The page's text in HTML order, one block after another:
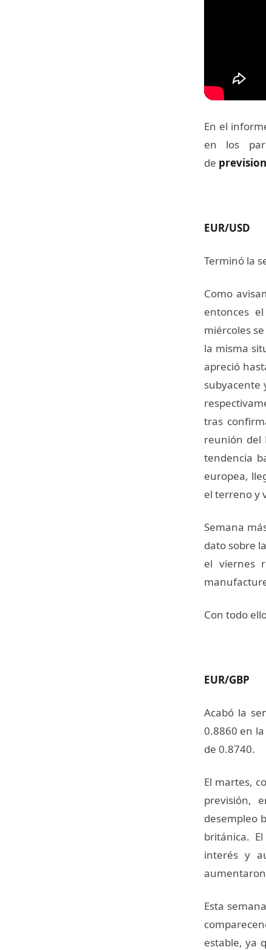
En el
en los
de
EUR/USD
Terminó la
Como
entonces
miércoles
la misma
apreció
subyacente
tras
reunión del
tendencia
europea,
el terreno y
Semana
dato sobre
el viernes
Con todo
EUR/GBP
Acabó la
0.8860 en
de 0.8740.
El martes,
previsión,
desempleo
británica.
interés y
aumentaron
Esta
estable, ya